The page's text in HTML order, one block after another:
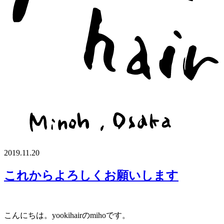
2019.11.20
これからよろしくお願いします
こんにちは。yookihairのmihoです。